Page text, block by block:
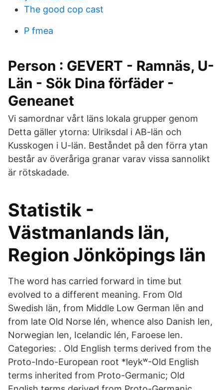
The good cop cast
P fmea
Person : GEVERT - Ramnäs, U-
Län - Sök Dina förfäder -
Geneanet
Vi samordnar vårt läns lokala grupper genom
Detta gäller ytorna: Ulriksdal i AB-län och
Kusskogen i U-län. Beståndet på den förra ytan
består av överåriga granar varav vissa sannolikt
är rötskadade.
Statistik -
Västmanlands län,
Region Jönköpings län
The word has carried forward in time but
evolved to a different meaning. From Old
Swedish län, from Middle Low German lēn and
from late Old Norse lén, whence also Danish len,
Norwegian len, Icelandic lén, Faroese len.
Categories: . Old English terms derived from the
Proto-Indo-European root *leykʷ-Old English
terms inherited from Proto-Germanic; Old